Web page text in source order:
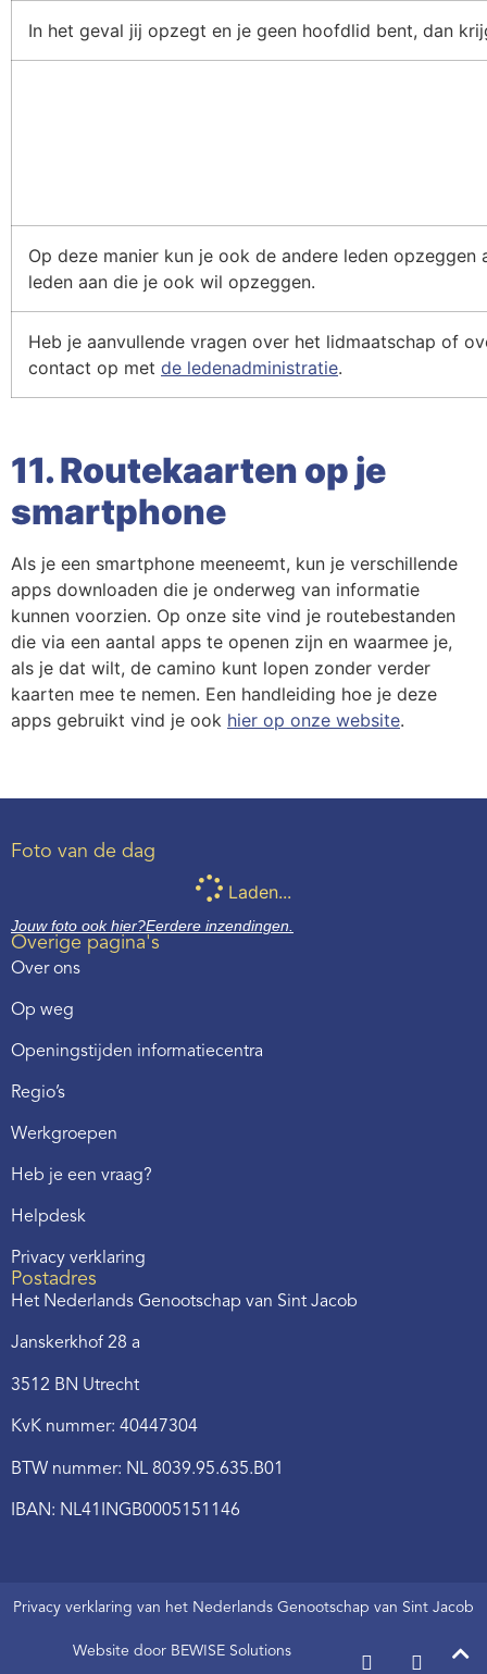
In het geval jij opzegt en je geen hoofdlid bent, dan
Op deze manier kun je ook de andere leden
leden aan die je ook wil opzeggen.
Heb je aanvullende vragen over het lidmaatschap of
contact op met de ledenadministratie.
11. Routekaarten op je
smartphone
Als je een smartphone meeneemt, kun je verschillende
apps downloaden die je onderweg van informatie
kunnen voorzien. Op onze site vind je routebestanden
die via een aantal apps te openen zijn en waarmee je,
als je dat wilt, de camino kunt lopen zonder verder
kaarten mee te nemen. Een handleiding hoe je deze
apps gebruikt vind je ook hier op onze website.
Foto van de dag
Laden...
Jouw foto ook hier?Eerdere inzendingen.
Overige pagina's
Over ons
Op weg
Openingstijden informatiecentra
Regio’s
Werkgroepen
Heb je een vraag?
Helpdesk
Privacy verklaring
Postadres
Het Nederlands Genootschap van Sint Jacob
Janskerkhof 28 a
3512 BN Utrecht
KvK nummer: 40447304
BTW nummer: NL 8039.95.635.B01
IBAN: NL41INGB0005151146
Privacy verklaring van het Nederlands Genootschap van Sint Jacob
Website door BEWISE Solutions